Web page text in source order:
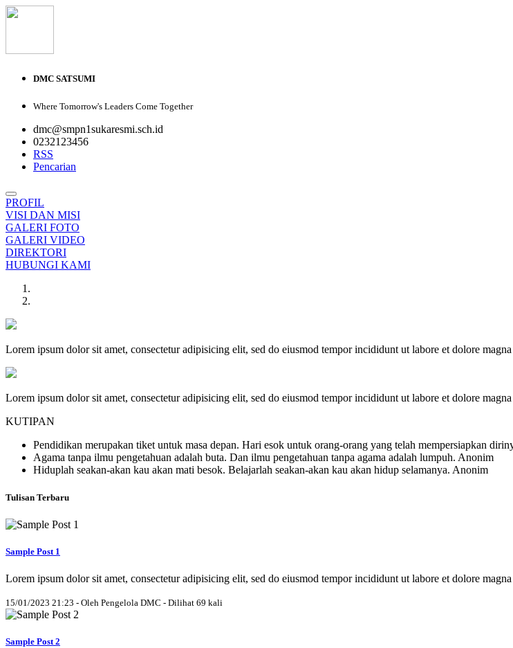
DMC SATSUMI
Where Tomorrow's Leaders Come Together
dmc@smpn1sukaresmi.sch.id
0232123456
RSS
Pencarian
PROFIL
VISI DAN MISI
GALERI FOTO
GALERI VIDEO
DIREKTORI
HUBUNGI KAMI
Lorem ipsum dolor sit amet, consectetur adipisicing elit, sed do eiusmod tempor incididunt ut labore et dolore
Lorem ipsum dolor sit amet, consectetur adipisicing elit, sed do eiusmod tempor incididunt ut labore et dolore
KUTIPAN
Pendidikan merupakan tiket untuk masa depan. Hari esok untuk orang-orang yang telah mempersiapkan
Agama tanpa ilmu pengetahuan adalah buta. Dan ilmu pengetahuan tanpa agama adalah lumpuh. Anonim
Hiduplah seakan-akan kau akan mati besok. Belajarlah seakan-akan kau akan hidup selamanya. Anonim
Tulisan Terbaru
Sample Post 1
Lorem ipsum dolor sit amet, consectetur adipisicing elit, sed do eiusmod tempor incididunt ut labore et dolore
15/01/2023 21:23 - Oleh Pengelola DMC - Dilihat 69 kali
Sample Post 2